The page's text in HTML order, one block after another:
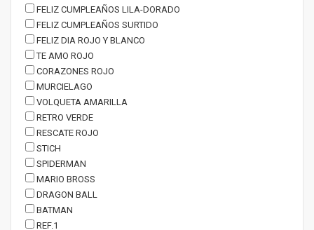
FELIZ CUMPLEAÑOS LILA-DORADO
FELIZ CUMPLEAÑOS SURTIDO
FELIZ DIA ROJO Y BLANCO
TE AMO ROJO
CORAZONES ROJO
MURCIELAGO
VOLQUETA AMARILLA
RETRO VERDE
RESCATE ROJO
STICH
SPIDERMAN
MARIO BROSS
DRAGON BALL
BATMAN
REF.1